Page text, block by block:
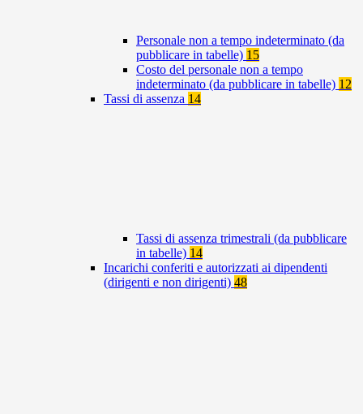
Personale non a tempo indeterminato (da
pubblicare in tabelle) 15
Costo del personale non a tempo
indeterminato (da pubblicare in tabelle) 12
Tassi di assenza 14
Tassi di assenza trimestrali (da pubblicare
in tabelle) 14
Incarichi conferiti e autorizzati ai dipendenti
(dirigenti e non dirigenti) 48